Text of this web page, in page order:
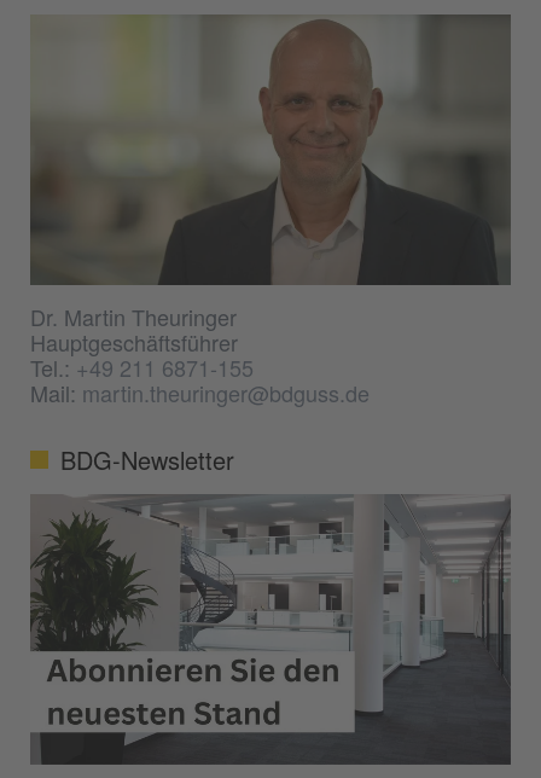
Dr. Martin Theuringer
Hauptgeschäftsführer
Tel.:+49 211 6871-155
Mail: martin.theuringer@bdguss.de
BDG-Newsletter